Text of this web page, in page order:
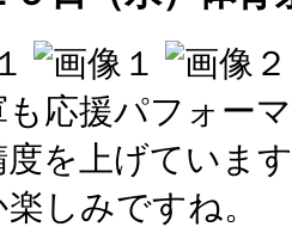
も応援パフォー
度を上げていま
しみですね。